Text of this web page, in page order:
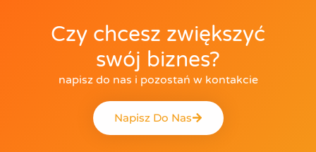
Czy chcesz zwiększyć
swój biznes?
napisz do nas i pozostań w kontakcie
Napisz Do Nas